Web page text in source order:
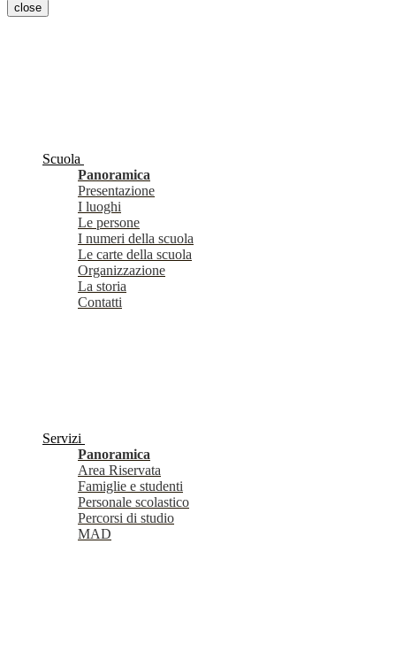
close
Scuola
Panoramica
Presentazione
I luoghi
Le persone
I numeri della scuola
Le carte della scuola
Organizzazione
La storia
Contatti
Servizi
Panoramica
Area Riservata
Famiglie e studenti
Personale scolastico
Percorsi di studio
MAD